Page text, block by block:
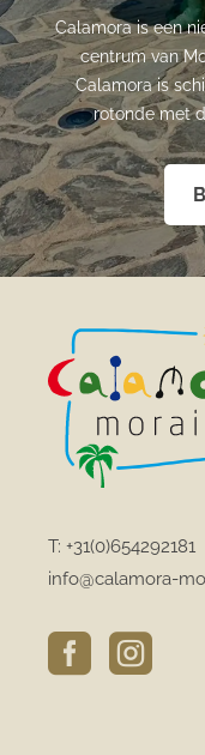
Calamora is een
centrum van
Calamora is
rotonde met
T:+31(0)654292181
info@calamora-
 